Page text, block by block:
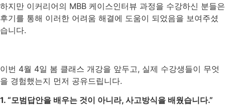
하지만 이커리어의 MBB 케이스인터뷰 과정을 수강하신 분들은
후기를 통해 이러한 어려움 해결에 도움이 되었음을 보여주셨
습니다.
이번 4월 4일 봄 클래스 개강을 앞두고, 실제 수강생들이 무엇
을 경험했는지 먼저 공유드립니다.
1. “모범답안을 배우는 것이 아니라, 사고방식을 배웠습니다.”